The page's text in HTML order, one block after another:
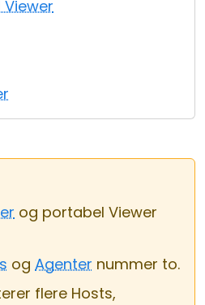
og portabel Viewer
og Agenter nummer to.
flere Hosts,